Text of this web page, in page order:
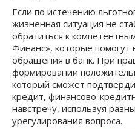
Если по истечению
жизненная ситуация не
обратиться к
Финанс», которые помогут
обращения в банк. При
формировании
который сможет
кредит, финансово-
навстречу, используя
урегулирования вопроса.